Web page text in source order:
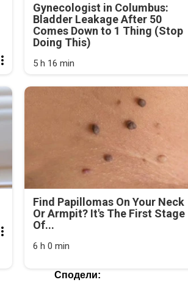
Gynecologist in Columbus:
Bladder Leakage After 50
Comes Down to 1 Thing (Stop
Doing This)
5 h 16 min
Find Papillomas On Your Neck
Or Armpit? It's The First Stage
Of...
6 h 0 min
Сподели: